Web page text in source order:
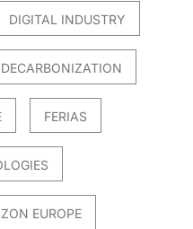
DIGITAL INDUSTRY
FERIAS
EUROPE